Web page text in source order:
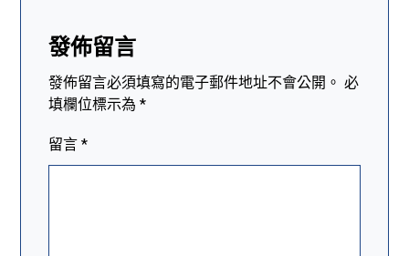
發佈留言
發佈留言必須填寫的電子郵件地址不會公開。 必
填欄位標示為*
留言*